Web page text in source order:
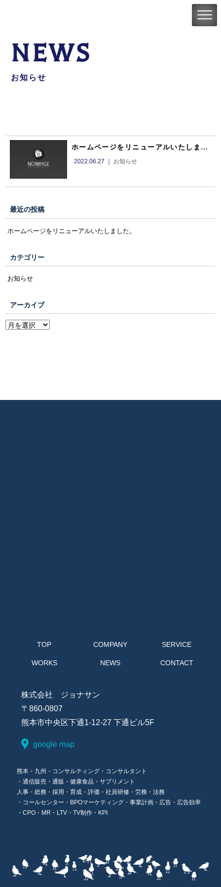
NEWS
お知らせ
ホームページをリニューアルいたしました。
2022.06.27 ｜ お知らせ
最近の投稿
ホームページをリニューアルいたしました。
カテゴリー
お知らせ
アーカイブ
TOP COMPANY SERVICE
WORKS NEWS CONTACT
株式会社 ジョナサン
〒860-0807
熊本市中央区下通1-12-27 下通ビル5F
google map
熊本・九州 ・コンサルティング・コンサルタント
・通信販売・通販 ・健康食品・サプリメント
人事・総務 ・採用 ・育成・評価 ・社員研修・労務 ・法務
・コールセンター ・BPOマーケティング・事業計画・広告・広告効率
・CPO・MR ・LTV・TV制作・KPI